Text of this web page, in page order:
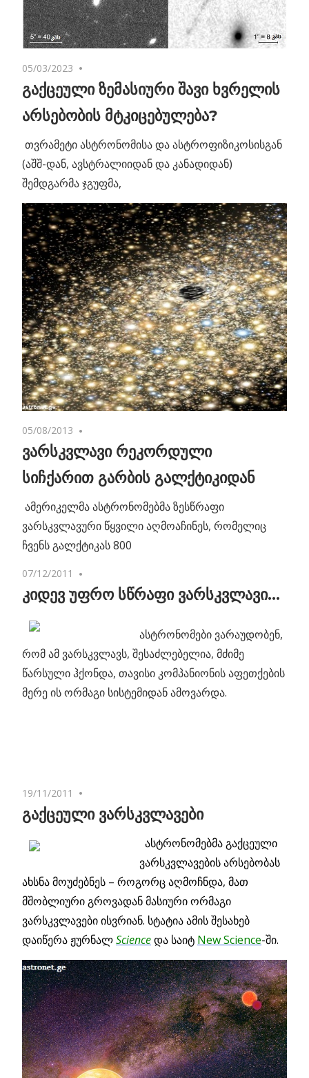
05/03/2023
გაქცეული ზემასიური შავი ხვრელის
არსებობის მტკიცებულება?
თვრამეტი ასტრონომისა და ასტროფიზიკოსისგან
(აშშ-დან, ავსტრალიიდან და კანადიდან)
შემდგარმა ჯგუფმა,
05/08/2013
ვარსკვლავი რეკორდული
სიჩქარით გარბის გალქტიკიდან
ამერიკელმა ასტრონომებმა ზესწრაფი
ვარსკვლავური წყვილი აღმოაჩინეს, რომელიც
ჩვენს გალქტიკას 800
07/12/2011
კიდევ უფრო სწრაფი ვარსკვლავი…
ასტრონომები ვარაუდობენ,
რომ ამ ვარსკვლავს, შესაძლებელია, მძიმე
წარსული ჰქონდა, თავისი კომპანიონის აფეთქების
მერე ის ორმაგი სისტემიდან ამოვარდა.
19/11/2011
გაქცეული ვარსკვლავები
ასტრონომებმა გაქცეული
ვარსკვლავების არსებობას
ახსნა მოუძებნეს – როგორც აღმოჩნდა, მათ
მშობლიური გროვადან მასიური ორმაგი
ვარსკვლავები ისვრიან. სტატია ამის შესახებ
დაიწერა ჟურნალScienceდა საიტ New Science-ში.